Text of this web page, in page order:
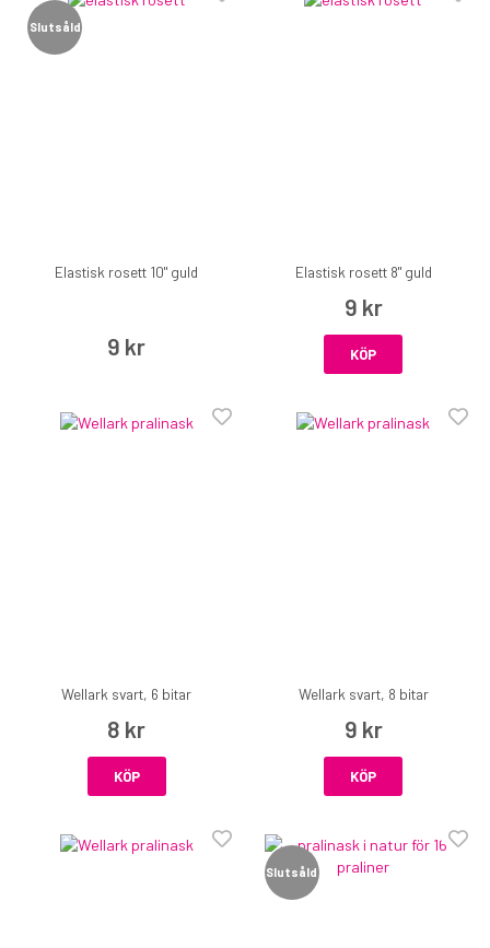
Slutsåld
Elastisk rosett 10" guld
9 kr
Elastisk rosett 8" guld
9 kr
KÖP
Wellark svart, 6 bitar
8 kr
KÖP
Wellark svart, 8 bitar
9 kr
KÖP
Slutsåld